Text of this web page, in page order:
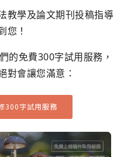
教學及論文期刊投稿指導
您！
的免費300字試用服務，
對會讓您滿意：
300字試用服務